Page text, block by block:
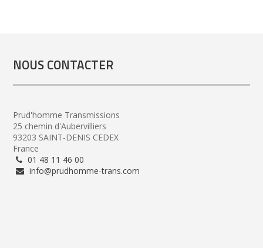
NOUS CONTACTER
Prud'homme Transmissions
25 chemin d'Aubervilliers
93203 SAINT-DENIS CEDEX
France
01 48 11 46 00
info@prudhomme-trans.com